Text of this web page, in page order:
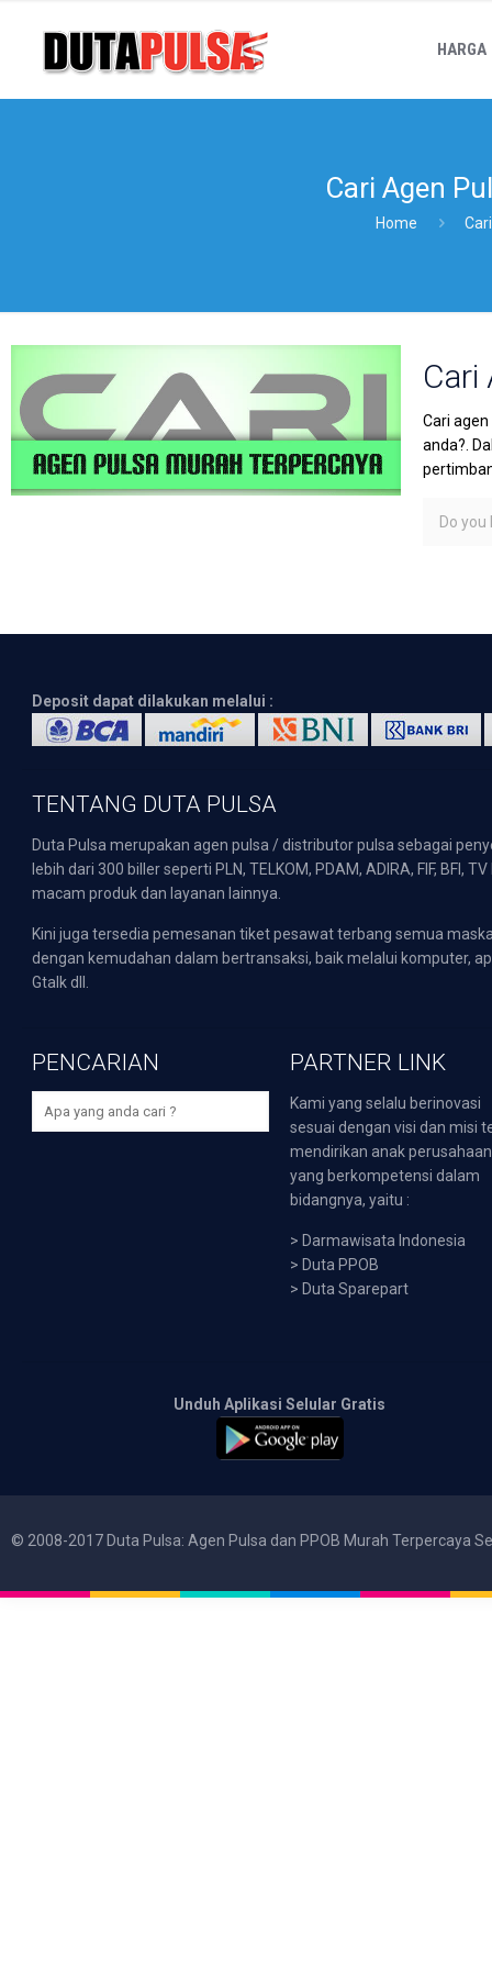
HARGA
Cari Agen
Home
Cari
Cari
anda?.
Do you
Deposit dapat dilakukan melalui :
TENTANG DUTA PULSA
Duta Pulsa merupakan agen pulsa / distributor pulsa sebagai
lebih dari 300 biller seperti PLN, TELKOM, PDAM, ADIRA, FIF,
macam produk dan layanan lainnya.
Kini juga tersedia pemesanan tiket pesawat terbang semua
dengan kemudahan dalam bertransaksi, baik melalui komputer,
Gtalk dll.
PENCARIAN PARTNER LINK
Kami yang selalu berinovasi
sesuai dengan visi dan misi
mendirikan anak perusahaan
yang berkompetensi dalam
bidangnya, yaitu :
> Darmawisata Indonesia
> Duta PPOB
> Duta Sparepart
Unduh Aplikasi Selular Gratis
© 2008-2017 Duta Pulsa: Agen Pulsa dan PPOB Murah Terpercaya